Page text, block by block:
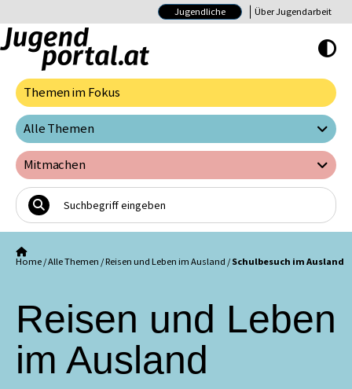
Jugendliche Über Jugendarbeit
Hoher Kontrast
Themen im Fokus
Alle Themen
Mitmachen
Home /Alle Themen /Reisen und Leben im Ausland / Schulbesuch im Ausland
Reisen und Leben
im Ausland